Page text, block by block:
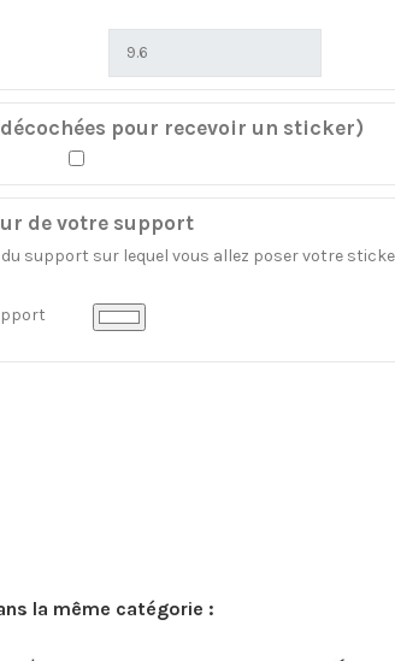
pour recevoir un sticker)
de votre support
support sur lequel vous allez poser votre
la même catégorie :